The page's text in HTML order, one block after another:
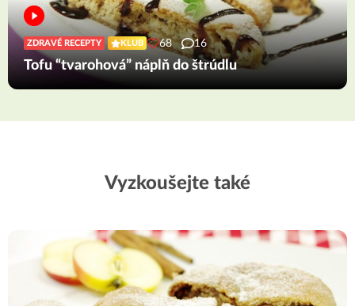
ZDRAVÉ RECEPTY KLUB 68 16
Tofu “tvarohová” náplň do štrúdlu
Vyzkoušejte také